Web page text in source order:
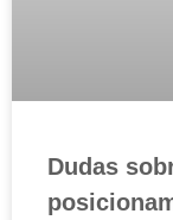
Dudas